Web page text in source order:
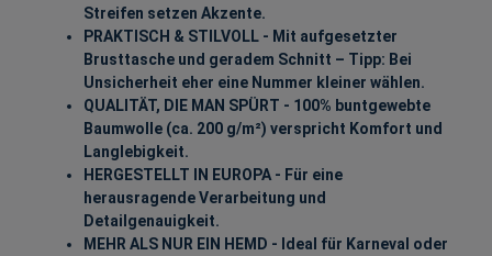
Streifen setzen Akzente.
PRAKTISCH & STILVOLL - Mit aufgesetzter
Brusttasche und geradem Schnitt – Tipp: Bei
Unsicherheit eher eine Nummer kleiner wählen.
QUALITÄT, DIE MAN SPÜRT - 100% buntgewebte
Baumwolle (ca. 200 g/m²) verspricht Komfort und
Langlebigkeit.
HERGESTELLT IN EUROPA - Für eine
herausragende Verarbeitung und
Detailgenauigkeit.
MEHR ALS NUR EIN HEMD - Ideal für Karneval oder